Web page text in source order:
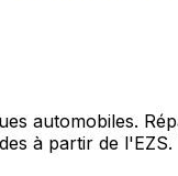
automobiles.
à partir de